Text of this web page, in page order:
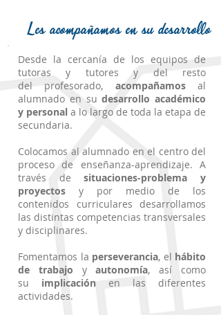
Les acompañamos en su desarrollo
Desde la cercanía de los equipos de
tutoras y tutores y del resto
del profesorado, acompañamosal
alumnado en sudesarrollo académico
y personal a lo largo de toda la etapa de
secundaria.
Colocamos al alumnado en el centro del
proceso de enseñanza-aprendizaje. A
través desituaciones-problema y
proyectos y por medio de los
contenidos curriculares desarrollamos
las distintas competencias transversales
y disciplinares.
Fomentamos la perseverancia, el hábito
de trabajo yautonomía, así como
su implicación en las diferentes
actividades.